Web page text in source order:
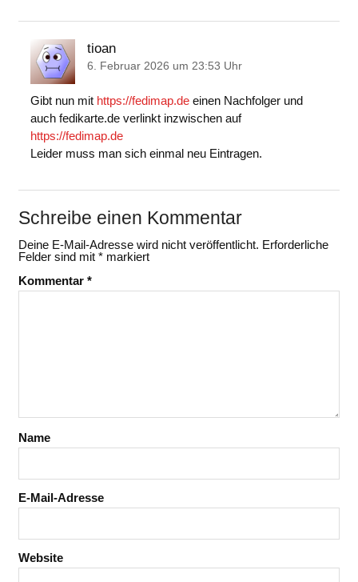
tioan
6. Februar 2026 um 23:53 Uhr
Gibt nun mit https://fedimap.deeinen Nachfolger und
auch fedikarte.de verlinkt inzwischen auf
https://fedimap.de
Leider muss man sich einmal neu Eintragen.
Schreibe einen Kommentar
Deine E-Mail-Adresse wird nicht veröffentlicht. Erforderliche
Felder sind mit *markiert
Kommentar *
Name
E-Mail-Adresse
Website